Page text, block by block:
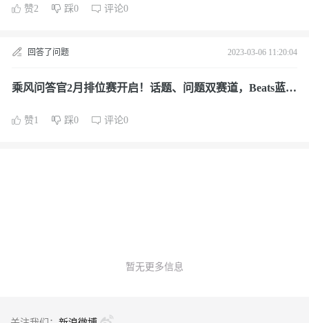
赞2 踩0 评论0
回答了问题 2023-03-06 11:20:04
乘风问答官2月排位赛开启！话题、问题双赛道，Beats蓝牙
赞1 踩0 评论0
暂无更多信息